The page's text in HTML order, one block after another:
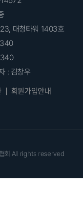
대청타워 1403호
: 김창우
회원가입안내
회 All rights reserved